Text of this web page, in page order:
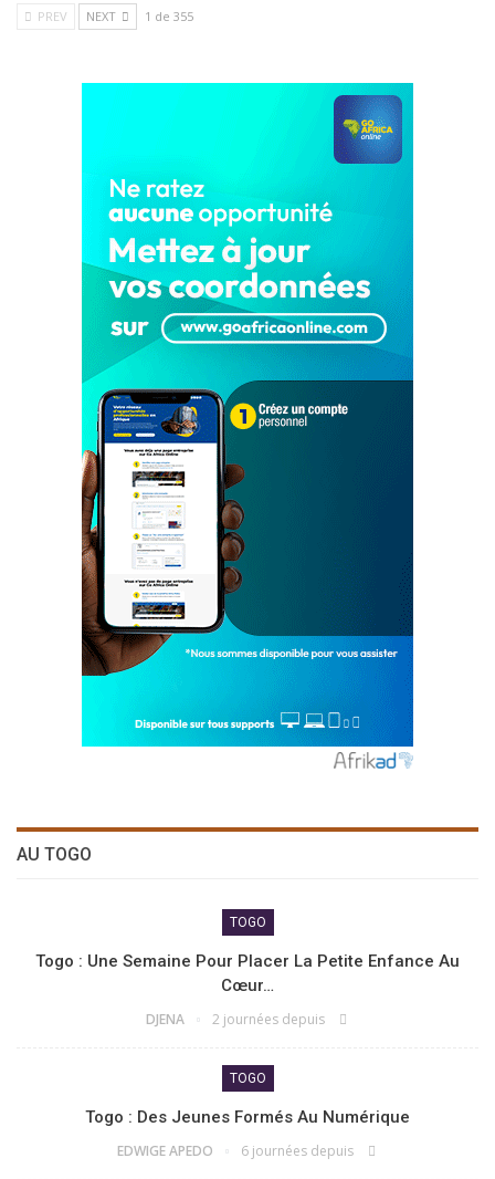
PREV NEXT 1 de 355
AU TOGO
TOGO
Togo : Une Semaine Pour Placer La Petite Enfance Au
Cœur…
DJENA 2 journées depuis
TOGO
Togo : Des Jeunes Formés Au Numérique
EDWIGE APEDO 6 journées depuis